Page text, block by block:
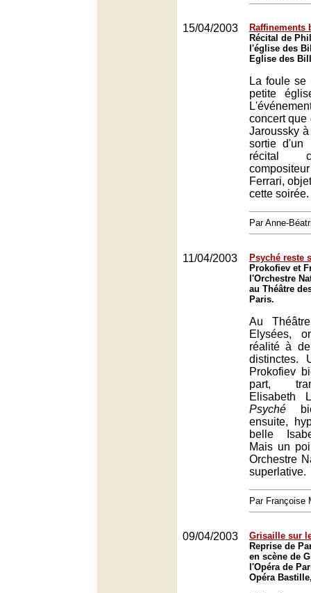
15/04/2003
Raffinements
Récital de
l'église des
Eglise des
La foule se
petite
concert que
Jaroussky
sortie d'un
récital
Ferrari,
cette soirée.
Par Anne-
11/04/2003
Psyché reste
Prokofiev et
l'Orchestre
au Théâtre
Paris.
Au
Elysées,
réalité à
distinctes.
Prokofiev
part,
Elisabeth
Psyché
ensuite,
belle
Mais un
Orchestre
superlative.
Par Françoise
09/04/2003
Grisaille sur
Reprise de
en scène de
l'Opéra de
Opéra